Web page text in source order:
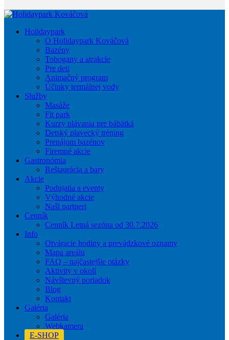
Holidaypark
O Holidaypark Kováčová
Bazény
Tobogany a atrakcie
Pre deti
Animačný program
Účinky termálnej vody
Služby
Masáže
Fit park
Kurzy plávania pre bábätká
Detský plavecký tréning
Prenájom bazénov
Firemné akcie
Gastronómia
Reštaurácia a bary
Akcie
Podujatia a eventy
Výhodné akcie
Naši partneri
Cenník
Cenník Letná sezóna od 30.7.2026
Info
Otváracie hodiny a prevádzkové oznamy
Mapa areálu
FAQ – najčastejšie otázky
Aktivity v okolí
Návštevný poriadok
Blog
Kontakt
Galéria
Galéria
Webkamera
E-SHOP